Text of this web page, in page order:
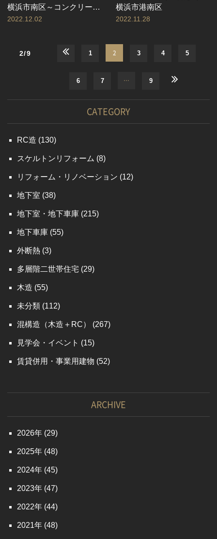
横浜市南区～コンクリート
打設工事まで
2022.12.02
横浜市港南区
2022.11.28
2/9 1 2 3 4 5
6 7 … 9
CATEGORY
RC造 (130)
スケルトンリフォーム (8)
リフォーム・リノベーション (12)
地下室 (38)
地下室・地下車庫 (215)
地下車庫 (55)
外断熱 (3)
多層階二世帯住宅 (29)
木造 (55)
未分類 (112)
混構造（木造＋RC） (267)
見学会・イベント (15)
賃貸併用・事業用建物 (52)
ARCHIVE
2026 (29)
2025 (48)
2024 (45)
2023 (47)
2022 (44)
2021 (48)